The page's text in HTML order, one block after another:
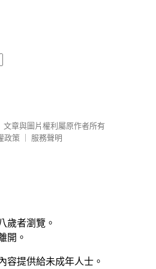
文章與圖片權利屬原作者所有
政策
服務聲明
歲者瀏覽。
開。
容提供給未成年人士。